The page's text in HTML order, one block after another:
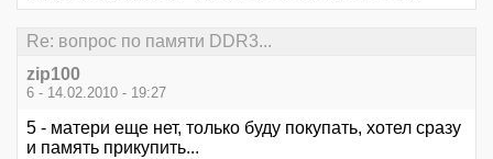
Re: вопрос по памяти DDR3...
zip100
6 - 14.02.2010 - 19:27
5 - матери еще нет, только буду покупать, хотел сразу
и память прикупить...